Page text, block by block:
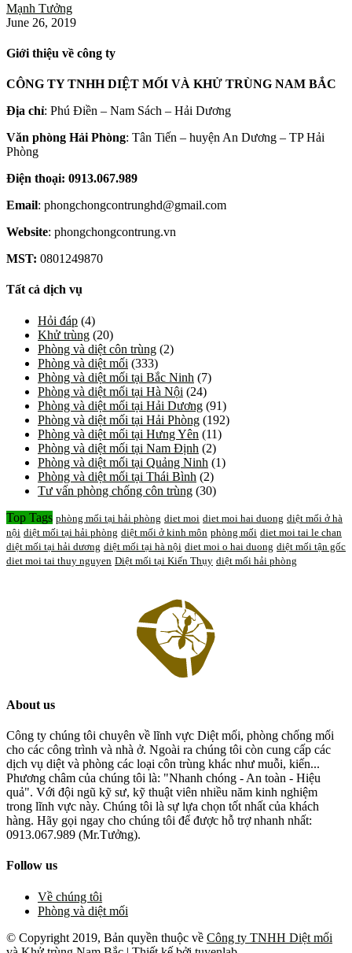
Mạnh Tưởng
June 26, 2019
Giới thiệu về công ty
CÔNG TY TNHH DIỆT MỐI VÀ KHỬ TRÙNG NAM BẮC
Địa chỉ: Phú Điền – Nam Sách – Hải Dương
Văn phòng Hải Phòng: Tân Tiến – huyện An Dương – TP Hải
Phòng
Điện thoại: 0913.067.989
Email: phongchongcontrunghd@gmail.com
Website: phongchongcontrung.vn
MST: 0801249870
Tất cả dịch vụ
Hỏi đáp (4)
Khử trùng (20)
Phòng và diệt côn trùng (2)
Phòng và diệt mối (333)
Phòng và diệt mối tại Bắc Ninh (7)
Phòng và diệt mối tại Hà Nội (24)
Phòng và diệt mối tại Hải Dương (91)
Phòng và diệt mối tại Hải Phòng (192)
Phòng và diệt mối tại Hưng Yên (11)
Phòng và diệt mối tại Nam Định (2)
Phòng và diệt mối tại Quảng Ninh (1)
Phòng và diệt mối tại Thái Bình (2)
Tư vấn phòng chống côn trùng (30)
Top Tags phòng mối tại hải phòng diet moi diet moi hai duong diệt mối ở hà
nội diệt mối tại hải phòng diệt mối ở kinh môn phòng mối diet moi tai le chan
diệt mối tại hải dương diệt mối tại hà nội diet moi o hai duong diệt mối tận gốc
diet moi tai thuy nguyen Diệt mối tại Kiến Thụy diệt mối hải phòng
About us
Công ty chúng tôi chuyên về lĩnh vực Diệt mối, phòng chống mối
cho các công trình và nhà ở. Ngoài ra chúng tôi còn cung cấp các
dịch vụ diệt và phòng các loại côn trùng khác như muỗi, kiến...
Phương châm của chúng tôi là: "Nhanh chóng - An toàn - Hiệu
quả". Với đội ngũ kỹ sư, kỹ thuật viên nhiều năm kinh nghiệm
trong lĩnh vực này. Chúng tôi là sự lựa chọn tốt nhất của khách
hàng. Hãy gọi ngay cho chúng tôi để được hỗ trợ nhanh nhất:
0913.067.989 (Mr.Tưởng).
Follow us
Về chúng tôi
Phòng và diệt mối
© Copyright 2019, Bản quyền thuộc về Công ty TNHH Diệt mối